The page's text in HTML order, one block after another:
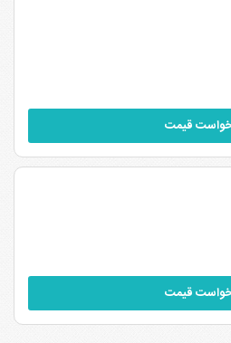
قیمت
قیمت